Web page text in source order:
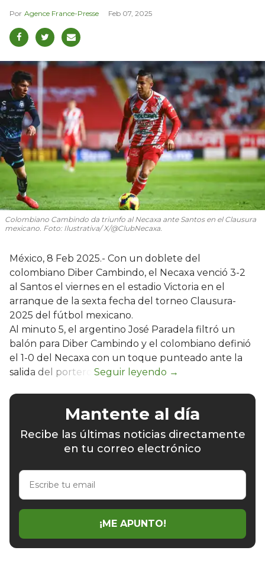
Agence France-Presse Feb 07, 2025
Colombiano Cambindo da triunfo al Necaxa ante Santos en el Clausura
mexicano. Foto: Ilustrativa/ X/@ClubNecaxa.
México, 8 Feb 2025.- Con un doblete del
colombiano Diber Cambindo, el Necaxa venció 3-2
al Santos el viernes en el estadio Victoria en el
arranque de la sexta fecha del torneo Clausura-
2025 del fútbol mexicano.
Al minuto 5, el argentino José Paradela filtró un
balón para Diber Cambindo y el colombiano definió
el 1-0 del Necaxa con un toque punteado ante la
salida del portero.
Mantente al día
Recibe las últimas noticias directamente
en tu correo electrónico
Escribe
email
¡ME APUNTO!